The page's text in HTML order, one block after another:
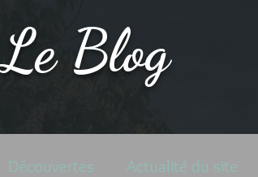
Le Blog
Découvertes Actualité du site